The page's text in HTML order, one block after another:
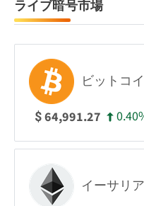
ライブ暗号市場
ビットコ
$64,991.27
イーサリ